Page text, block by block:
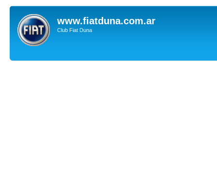
www.fiatduna.com.ar
Club Fiat Duna